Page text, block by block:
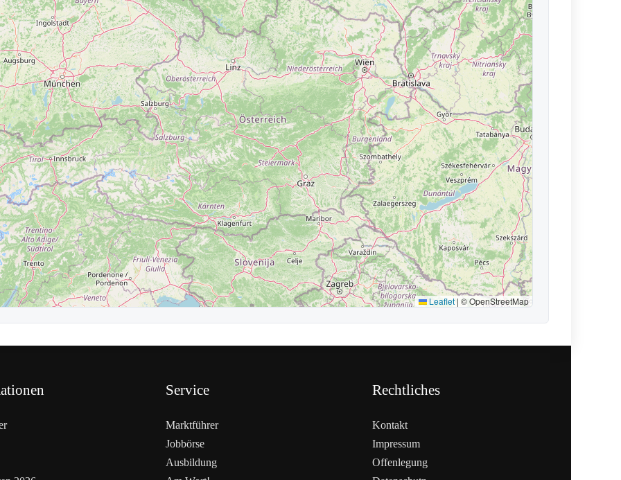
Leaflet | © OpenStreetMap
Service
Marktführer
Jobbörse
Ausbildung
Rechtliches
Kontakt
Impressum
Offenlegung